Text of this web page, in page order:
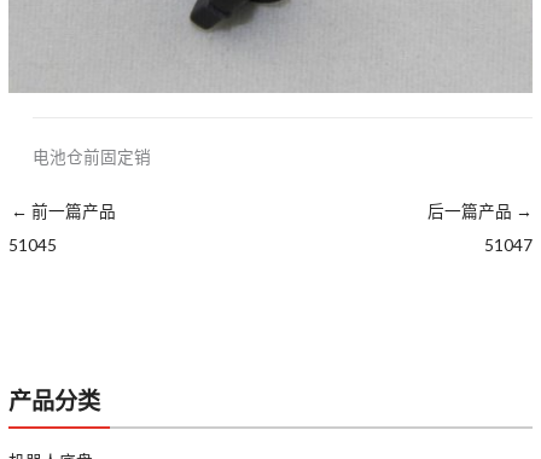
产品分类
电池仓前固定销
← 前一篇产品
51045
后一篇产品 →
51047